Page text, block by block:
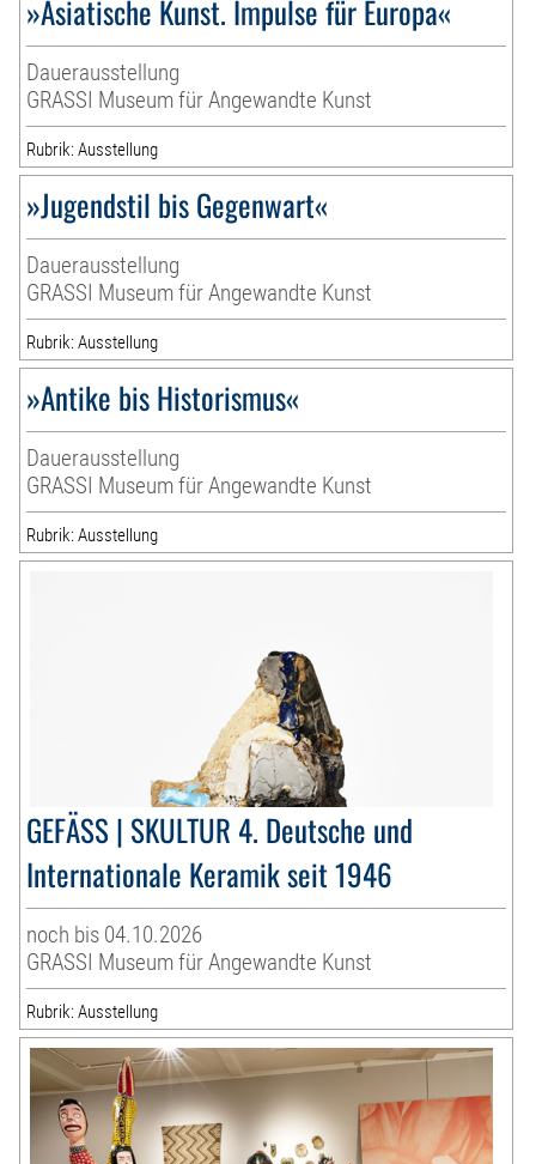
»Asiatische Kunst. Impulse für Europa«
Dauerausstellung
GRASSI Museum für Angewandte Kunst
Rubrik: Ausstellung
»Jugendstil bis Gegenwart«
Dauerausstellung
GRASSI Museum für Angewandte Kunst
Rubrik: Ausstellung
»Antike bis Historismus«
Dauerausstellung
GRASSI Museum für Angewandte Kunst
Rubrik: Ausstellung
GEFÄSS | SKULTUR 4. Deutsche und
Internationale Keramik seit 1946
noch bis 04.10.2026
GRASSI Museum für Angewandte Kunst
Rubrik: Ausstellung